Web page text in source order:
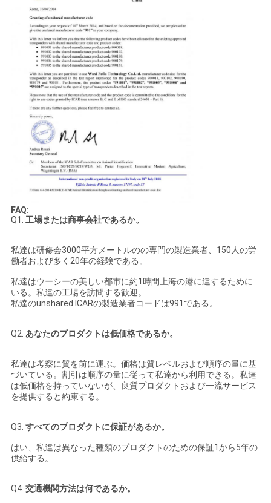
FAQ:
Q1. 工場または商事会社であるか。
私達は研修会3000平方メートルのの専門の製造業者、150人の労
働者および多く20年の経験である。
私達はウーシーの美しい都市に約1時間上海の港に達するために
いる。私達の工場を訪問する歓迎。
私達のunshared ICARの製造業者コードは991である。
Q2. あなたのプロダクトは低価格であるか。
私達は考察に質を前に運ぶ。価格は質レベルおよび順序の量に基
づいている。割引は順序の量に従って私達から利用できる。私達
は低価格を持っていないが、良質プロダクトおよび一流サービス
を提供すると約束する。
Q3. すべてのプロダクトに保証があるか。
はい、私達は異なった種類のプロダクトのための保証1から5年の
供給する。
Q4. 交通機関方法は何であるか。